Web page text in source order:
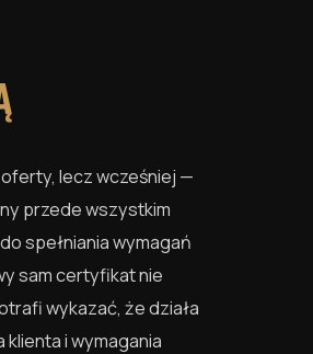
lecz wcześniej —
przede wszystkim
spełniania wymagań
sam certyfikat nie
wykazać, że działa
i wymagania